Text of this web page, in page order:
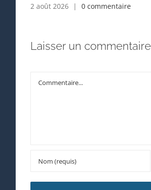
2 août 2026 | 0 commentaire
Laisser un commentaire
Commentaire